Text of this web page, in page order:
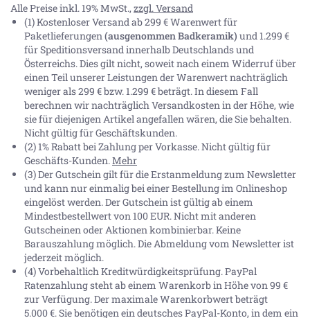
Alle Preise inkl. 19% MwSt., zzgl. Versand
(1) Kostenloser Versand ab 299 € Warenwert für
Paketlieferungen(ausgenommen Badkeramik) und 1.299 €
für Speditionsversand innerhalb Deutschlands und
Österreichs. Dies gilt nicht, soweit nach einem Widerruf über
einen Teil unserer Leistungen der Warenwert nachträglich
weniger als 299 € bzw. 1.299 € beträgt. In diesem Fall
berechnen wir nachträglich Versandkosten in der Höhe, wie
sie für diejenigen Artikel angefallen wären, die Sie behalten.
Nicht gültig für Geschäftskunden.
(2) 1% Rabatt bei Zahlung per Vorkasse. Nicht gültig für
Geschäfts-Kunden.Mehr
(3) Der Gutschein gilt für die Erstanmeldung zum Newsletter
und kann nur einmalig bei einer Bestellung im Onlineshop
eingelöst werden. Der Gutschein ist gültig ab einem
Mindestbestellwert von 100 EUR. Nicht mit anderen
Gutscheinen oder Aktionen kombinierbar. Keine
Barauszahlung möglich. Die Abmeldung vom Newsletter ist
jederzeit möglich.
(4) Vorbehaltlich Kreditwürdigkeitsprüfung. PayPal
Ratenzahlung steht ab einem Warenkorb in Höhe von99 €
zur Verfügung. Der maximale Warenkorbwert beträgt
5.000 €. Sie benötigen ein deutsches PayPal-Konto, in dem ein